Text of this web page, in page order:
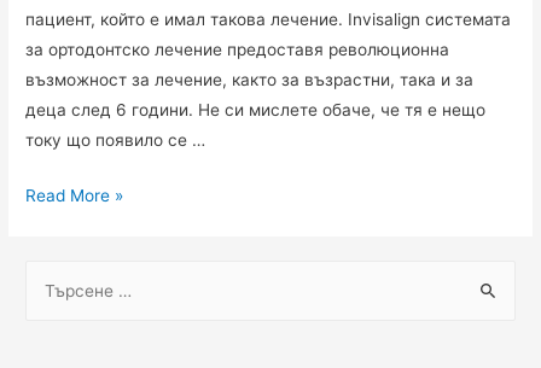
пациент, който е имал такова лечение. Invisalign системата
за ортодонтско лечение предоставя революционна
възможност за лечение, както за възрастни, така и за
деца след 6 години. Не си мислете обаче, че тя е нещо
току що появило се …
Read More »